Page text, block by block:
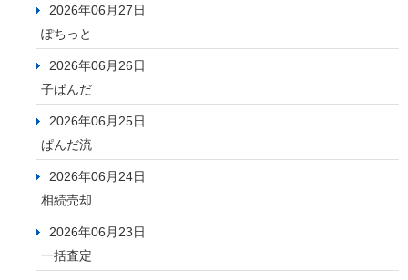
2026年06月27日
ぽちっと
2026年06月26日
子ぱんだ
2026年06月25日
ぱんだ流
2026年06月24日
相続売却
2026年06月23日
一括査定